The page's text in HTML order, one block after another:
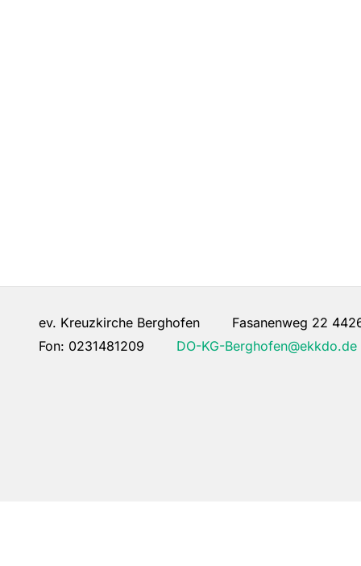
ev. Kreuzkirche Berghofen Fasanenweg 22
Fon: 0231481209 DO-KG-Berghofen@ekkdo.de